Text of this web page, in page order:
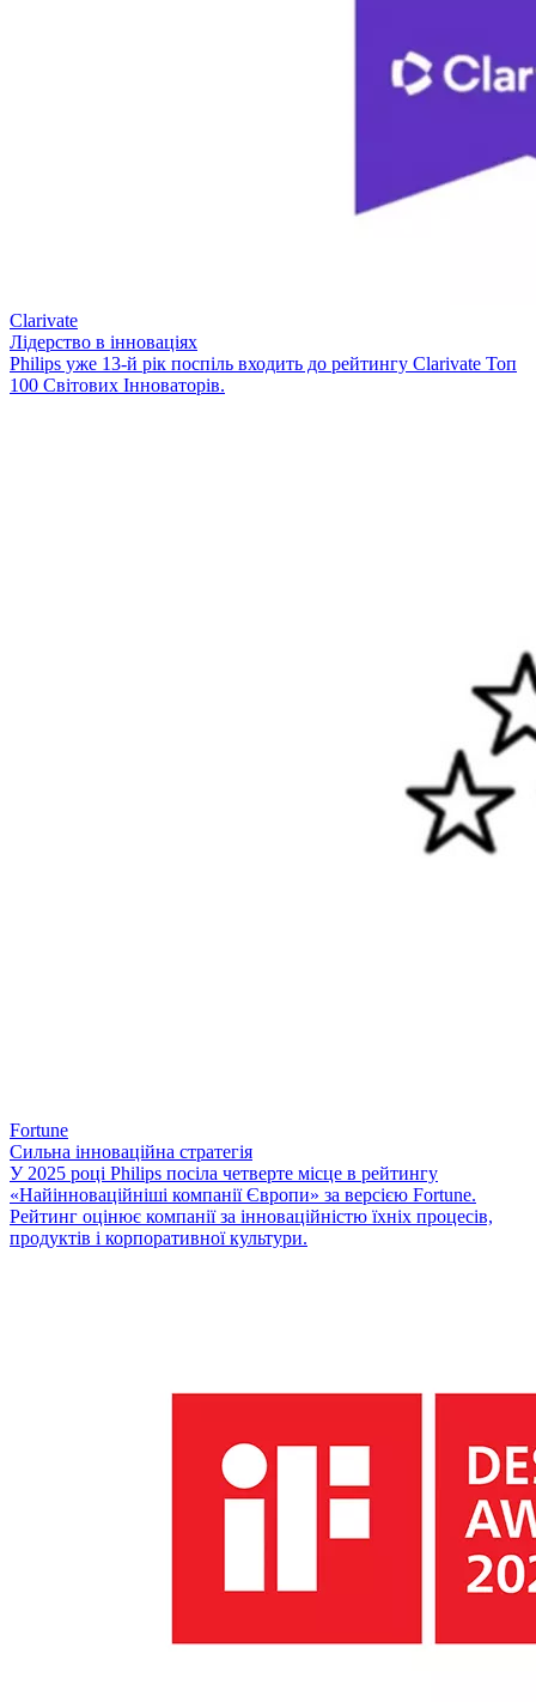
Clarivate
Лідерство в інноваціях
Philips уже 13-й рік поспіль входить до рейтингу Clarivate Топ
100 Світових Інноваторів.
Fortune
Сильна інноваційна стратегія
У 2025 році Philips посіла четверте місце в рейтингу
«Найінноваційніші компанії Європи» за версією Fortune.
Рейтинг оцінює компанії за інноваційністю їхніх процесів,
продуктів і корпоративної культури.